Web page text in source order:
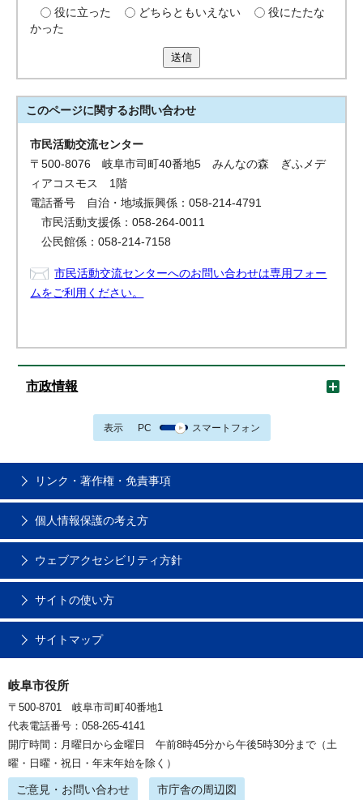
役に立った
どちらともいえない
役にたたな
かった
送信
このページに関するお問い合わせ
市民活動交流センター
〒500-8076 岐阜市司町40番地5 みんなの森 ぎふメデ
ィアコスモス 1階
電話番号 自治・地域振興係：058-214-4791
市民活動支援係：058-264-0011
公民館係：058-214-7158
市民活動交流センターへのお問い合わせは専用フォー
ムをご利用ください。
市政情報
表示 PC スマートフォン
リンク・著作権・免責事項
個人情報保護の考え方
ウェブアクセシビリティ方針
サイトの使い方
サイトマップ
岐阜市役所
〒500-8701 岐阜市司町40番地1
代表電話番号：058-265-4141
開庁時間：月曜日から金曜日 午前8時45分から午後5時30分まで（土
曜・日曜・祝日・年末年始を除く）
ご意見・お問い合わせ 市庁舎の周辺図